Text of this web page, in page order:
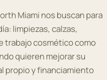
Miami nos buscan para
limpiezas, calzas,
trabajo cosmético como
quieren mejorar su
propio y financiamiento